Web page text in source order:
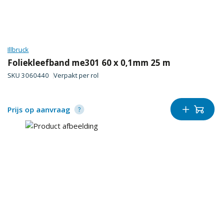
Illbruck
Foliekleefband me301 60 x 0,1mm 25 m
SKU 3060440 Verpakt perrol
Prijs op aanvraag